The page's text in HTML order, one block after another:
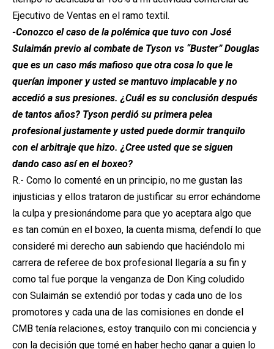
Ejecutivo de Ventas en el ramo textil.
-Conozco el caso de la polémica que tuvo con José
Sulaimán previo al combate de Tyson vs “Buster” Douglas
que es un caso más mafioso que otra cosa lo que le
querían imponer y usted se mantuvo implacable y no
accedió a sus presiones. ¿Cuál es su conclusión después
de tantos años? Tyson perdió su primera pelea
profesional justamente y usted puede dormir tranquilo
con el arbitraje que hizo. ¿Cree usted que se siguen
dando caso así en el boxeo?
R.- Como lo comenté en un principio, no me gustan las
injusticias y ellos trataron de justificar su error echándome
la culpa y presionándome para que yo aceptara algo que
es tan común en el boxeo, la cuenta misma, defendí lo que
consideré mi derecho aun sabiendo que haciéndolo mi
carrera de referee de box profesional llegaría a su fin y
como tal fue porque la venganza de Don King coludido
con Sulaimán se extendió por todas y cada uno de los
promotores y cada una de las comisiones en donde el
CMB tenía relaciones, estoy tranquilo con mi conciencia y
con la decisión que tomé en haber hecho ganar a quien lo